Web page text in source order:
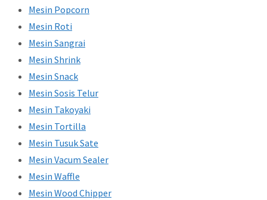
Mesin Popcorn
Mesin Roti
Mesin Sangrai
Mesin Shrink
Mesin Snack
Mesin Sosis Telur
Mesin Takoyaki
Mesin Tortilla
Mesin Tusuk Sate
Mesin Vacum Sealer
Mesin Waffle
Mesin Wood Chipper